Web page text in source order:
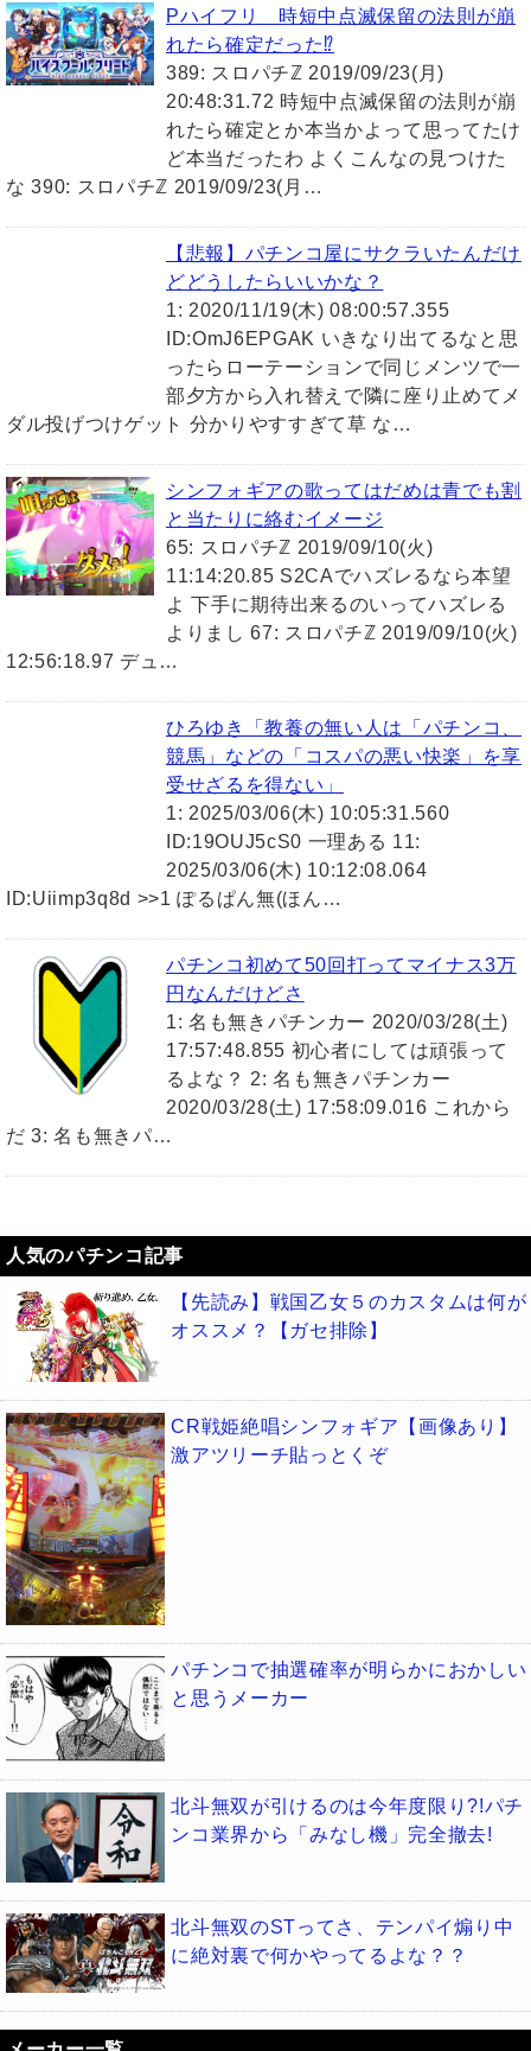
Pハイフリ 時短中点滅保留の法則が崩
れたら確定だった⁉
389: スロパチℤ 2019/09/23(月)
20:48:31.72 時短中点滅保留の法則が崩
れたら確定とか本当かよって思ってたけ
ど本当だったわ よくこんなの見つけた
な 390: スロパチℤ 2019/09/23(月…
【悲報】パチンコ屋にサクラいたんだけ
どどうしたらいいかな？
1: 2020/11/19(木) 08:00:57.355
ID:OmJ6EPGAK いきなり出てるなと思
ったらローテーションで同じメンツで一
部夕方から入れ替えで隣に座り止めてメ
ダル投げつけゲット 分かりやすすぎて草 な…
シンフォギアの歌ってはだめは青でも割
と当たりに絡むイメージ
65: スロパチℤ 2019/09/10(火)
11:14:20.85 S2CAでハズレるなら本望
よ 下手に期待出来るのいってハズレる
よりまし 67: スロパチℤ 2019/09/10(火)
12:56:18.97 デュ…
ひろゆき「教養の無い人は「パチンコ、
競馬」などの「コスパの悪い快楽」を享
受せざるを得ない」
1: 2025/03/06(木) 10:05:31.560
ID:19OUJ5cS0 一理ある 11:
2025/03/06(木) 10:12:08.064
ID:Uiimp3q8d >>1 ぽるぱん無(ほん…
パチンコ初めて50回打ってマイナス3万
円なんだけどさ
1: 名も無きパチンカー 2020/03/28(土)
17:57:48.855 初心者にしては頑張って
るよな？ 2: 名も無きパチンカー
2020/03/28(土) 17:58:09.016 これから
だ 3: 名も無きパ…
人気のパチンコ記事
【先読み】戦国乙女５のカスタムは何が
オススメ？【ガセ排除】
CR戦姫絶唱シンフォギア【画像あり】
激アツリーチ貼っとくぞ
パチンコで抽選確率が明らかにおかしい
と思うメーカー
北斗無双が引けるのは今年度限り?!パチ
ンコ業界から「みなし機」完全撤去!
北斗無双のSTってさ、テンパイ煽り中
に絶対裏で何かやってるよな？？